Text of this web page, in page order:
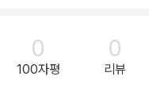
는 여타의 자료나 이후의
개글(파란색)은 현재적
역사와 문화, 사회적 맥
저자는 건축을 통해 도시
하는지를 설명하며, 구체
0
100자평
0
리뷰